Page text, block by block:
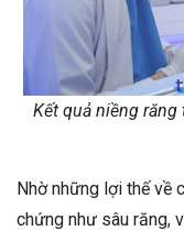
Kết quả niềng
Nhờ những lợi thế về
chứng như sâu răng,